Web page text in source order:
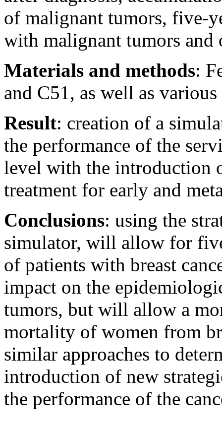
of malignant tumors, five-
with malignant tumors
Materials and methods:
and C51, as well as
Result: creation of a
the performance of the
level with the introduction
treatment for early and
Conclusions: using the
simulator, will allow for
of patients with breast
impact on the
tumors, but will allow a
mortality of women from
similar approaches to
introduction of new
the performance of the